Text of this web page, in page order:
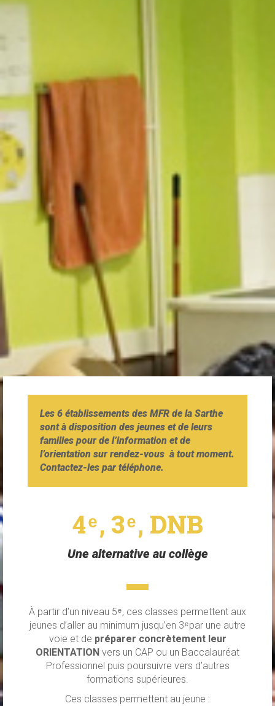
Les 6 établissements des MFR de la Sarthe
sont à disposition des jeunes et de leurs
familles pour de l’information et de
l’orientation sur rendez-vous à tout moment.
Contactez-les par téléphone.
4 ͤ , 3 ͤ , DNB
Une alternative au collège
À partir d’un niveau 5 ͤ , ces classes permettent aux
jeunes d’aller au minimum jusqu’en 3 ͤ par une autre
voie et de préparer concrètement leur
ORIENTATION vers un CAP ou un Baccalauréat
Professionnel puis poursuivre vers d’autres
formations supérieures.
Ces classes permettent au jeune :